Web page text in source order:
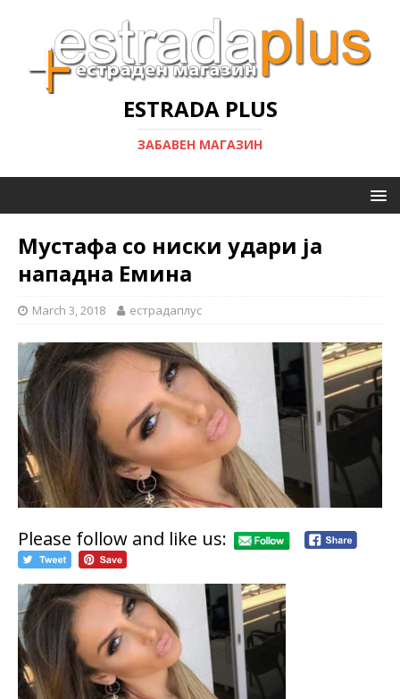
ESTRADA PLUS
ЗАБАВЕН МАГАЗИН
Мустафа со ниски удари ја
нападна Емина
March 3, 2018 естрадаплус
Please follow and like us: